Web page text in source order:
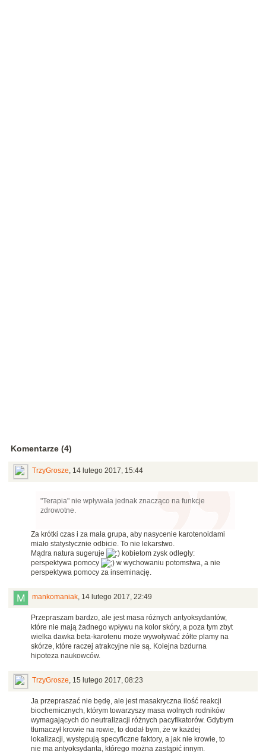
Komentarze (4)
TrzyGrosze, 14 lutego 2017, 15:44
"Terapia" nie wpływała jednak znacząco na funkcje
zdrowotne.
Za krótki czas i za mała grupa, aby nasycenie karotenoidami
miało statystycznie odbicie. To nie lekarstwo.
Mądra natura sugeruje
kobietom zysk odległy:
perspektywa pomocy
w wychowaniu potomstwa, a nie
perspektywa pomocy za inseminację.
mankomaniak, 14 lutego 2017, 22:49
Przepraszam bardzo, ale jest masa różnych antyoksydantów,
które nie mają żadnego wpływu na kolor skóry, a poza tym zbyt
wielka dawka beta-karotenu może wywoływać żółte plamy na
skórze, które raczej atrakcyjne nie są. Kolejna bzdurna
hipoteza naukowców.
TrzyGrosze, 15 lutego 2017, 08:23
Ja przepraszać nie będę, ale jest masakryczna ilość reakcji
biochemicznych, którym towarzyszy masa wolnych rodników
wymagających do neutralizacji różnych pacyfikatorów. Gdybym
tłumaczył krowie na rowie, to dodał bym, że w każdej
lokalizacji, występują specyficzne faktory, a jak nie krowie, to
nie ma antyoksydanta, którego można zastąpić innym.